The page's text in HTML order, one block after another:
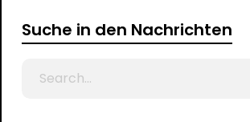
Suche in den Nachrichten